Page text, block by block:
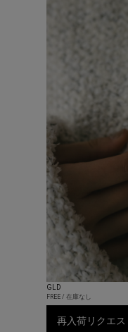
GLD
FREE / 在庫なし
再入荷リクエス